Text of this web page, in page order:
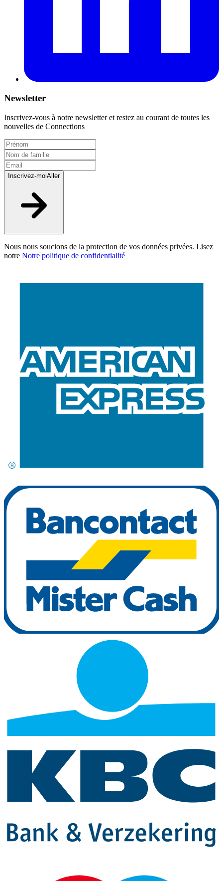
Newsletter
Inscrivez-vous à notre newsletter et restez au courant de toutes les
nouvelles de Connections
Inscrivez-moiAller
Nous nous soucions de la protection de vos données privées. Lisez
notre Notre politique de confidentialité